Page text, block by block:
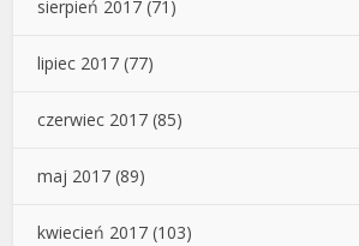
sierpień 2017 (71)
lipiec 2017 (77)
czerwiec 2017 (85)
maj 2017 (89)
kwiecień 2017 (103)